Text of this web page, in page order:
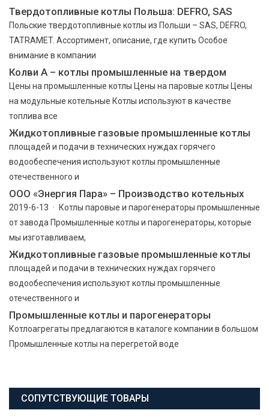
Твердотопливные котлы Польша: DEFRO, SAS
Польские твердотопливные котлы из Польши – SAS, DEFRO,
TATRAMET. Ассортимент, описание, где купить Особое
внимание в компании
Колви А – котлы промышленные на твердом
Цены на промышленные котлы Цены на паровые котлы Цены
на модульные котельные Котлы используют в качестве
топлива все
Жидкотопливные газовые промышленные котлы
площадей и подачи в технических нуждах горячего
водообеспечения используют котлы промышленные
отечественного и
ООО «Энергия Пара» – Производство котельных
2019-6-13 · Котлы паровые и парогенераторы промышленные
от завода Промышленные котлы и парогенераторы, которые
мы изготавливаем,
Жидкотопливные газовые промышленные котлы
площадей и подачи в технических нуждах горячего
водообеспечения используют котлы промышленные
отечественного и
Промышленные котлы и парогенераторы
Котлоагрегаты предлагаются в каталоге компании в большом
Промышленные котлы на перегретой воде
СОПУТСТВУЮЩИЕ ТОВАРЫ